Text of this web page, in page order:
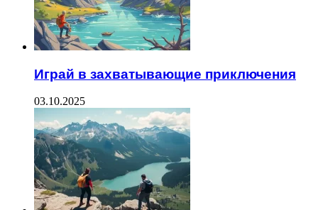
Играй в захватывающие приключения
03.10.2025